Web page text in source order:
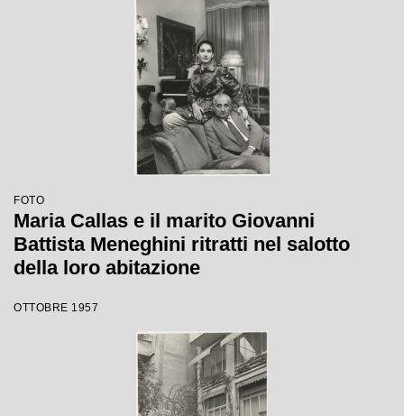
FOTO
Maria Callas e il marito Giovanni
Battista Meneghini ritratti nel salotto
della loro abitazione
OTTOBRE 1957